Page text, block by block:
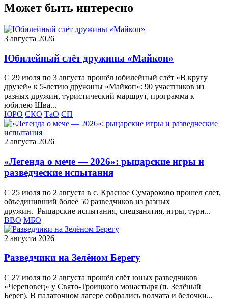
Может быть интересно
3 августа 2026
Юбилейный слёт дружины «Майкоп»
С 29 июля по 3 августа прошёл юбилейный слёт «В кругу
друзей» к 5‑летию дружины «Майкоп»: 90 участников из
разных дружин, туристический маршрут, программа к
юбилею Шва...
ЮРО СКО ТаО СП
2 августа 2026
«Легенда о мече — 2026»: рыцарские игры и
разведческие испытания
С 25 июля по 2 августа в с. Красное Сумароково прошел слет,
объединивший более 50 разведчиков из разных
дружин. Рыцарские испытания, спецзанятия, игры, турн...
ВВО МБО
2 августа 2026
Разведчики на Зелёном Берегу
С 27 июля по 2 августа прошёл слёт юных разведчиков
«Череповец» у Свято-Троицкого монастыря (п. Зелёный
Берег). В палаточном лагере собрались волчата и белочки...